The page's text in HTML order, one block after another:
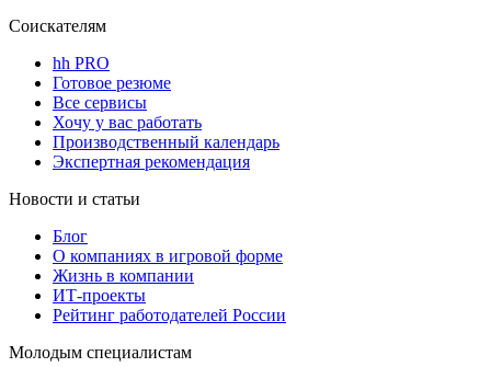
Соискателям
hh PRO
Готовое резюме
Все сервисы
Хочу у вас работать
Производственный календарь
Экспертная рекомендация
Новости и статьи
Блог
О компаниях в игровой форме
Жизнь в компании
ИТ-проекты
Рейтинг работодателей России
Молодым специалистам